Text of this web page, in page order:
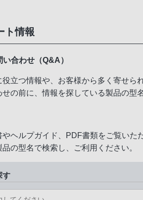
ト情報
合わせ（Q&A）
役立つ情報や、お客様から多く寄せら
せの前に、情報を探している製品の型
ヘルプガイド、PDF書類をご覧いた
の型名で検索し、ご利用ください。
す